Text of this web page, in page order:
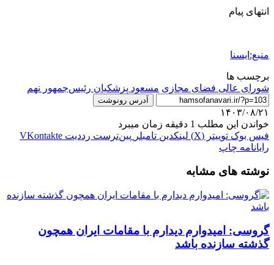
انتهای پیام
منبع:ایسنا
برچسب ها
شورای عالی فضای مجازی مسعود پزشکیان رئیس‌جمهور نهم
آدرس رونوشت
۱۴۰۳/۰۸/۲۱
خواندن این مطلب 1 دقیقه زمان میبرد
فیس بوک توییتر (X) لینکدین ‫تامبلر ‫پین‌ترست ‫رددیت ‫VKontakte
رایانامه چاپ
نوشته های مشابه
گروسی: امیدوارم دیدارم با مقامات ایران همچون
گذشته سازنده باشد